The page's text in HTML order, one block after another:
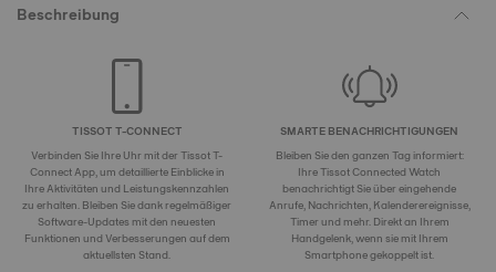
Beschreibung
TISSOT T-CONNECT
Verbinden Sie Ihre Uhr mit der Tissot T-
Connect App, um detaillierte Einblicke in
Ihre Aktivitäten und Leistungskennzahlen
zu erhalten. Bleiben Sie dank regelmäßiger
Software-Updates mit den neuesten
Funktionen und Verbesserungen auf dem
aktuellsten Stand.
SMARTE BENACHRICHTIGUNGEN
Bleiben Sie den ganzen Tag informiert:
Ihre Tissot Connected Watch
benachrichtigt Sie über eingehende
Anrufe, Nachrichten, Kalenderereignisse,
Timer und mehr. Direkt an Ihrem
Handgelenk, wenn sie mit Ihrem
Smartphone gekoppelt ist.